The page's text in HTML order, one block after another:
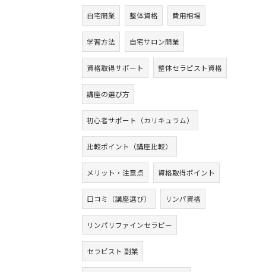
自宅開業 整体資格 費用相場
学習方法 自宅サロン開業
資格取得サポート 整体セラピスト資格
講座の選び方
初心者サポート（カリキュラム）
比較ポイント（講座比較）
メリット・注意点 資格取得ポイント
口コミ（講座選び） リンパ資格
リンパリファインセラピー
セラピスト 副業